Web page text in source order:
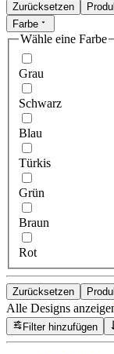
Zurücksetzen
Farbe
Wähle eine Farbe
Grau
Schwarz
Blau
Türkis
Grün
Braun
Rot
Zurücksetzen
Alle Designs
Filter hinzufügen